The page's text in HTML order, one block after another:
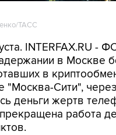
ТАСС
INTERFAX.RU -
в Москве
в
"Москва-Сити",
деньги жертв
работа